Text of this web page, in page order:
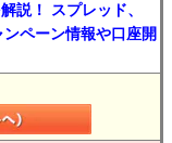
説！ スプレッド、
ペーン情報や口座開